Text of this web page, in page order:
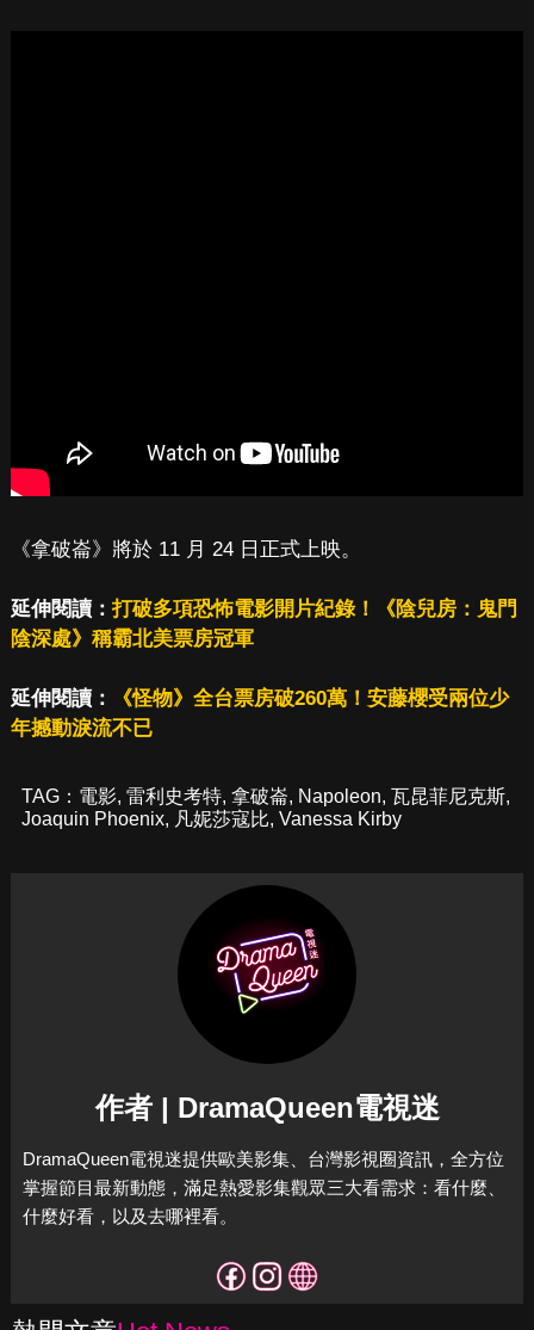
《拿破崙》將於 11 月 24 日正式上映。
延伸閱讀： 打破多項恐怖電影開片紀錄！《陰兒房：鬼門
陰深處》稱霸北美票房冠軍
延伸閱讀：
《怪物》全台票房破260萬！安藤櫻受兩位少
年撼動淚流不已
TAG： 電影, 雷利史考特, 拿破崙, Napoleon, 瓦昆菲尼克斯,
Joaquin Phoenix, 凡妮莎寇比, Vanessa Kirby
作者 | DramaQueen電視迷
DramaQueen電視迷提供歐美影集、台灣影視圈資訊，全方位
掌握節目最新動態，滿足熱愛影集觀眾三大看需求：看什麼、
什麼好看，以及去哪裡看。